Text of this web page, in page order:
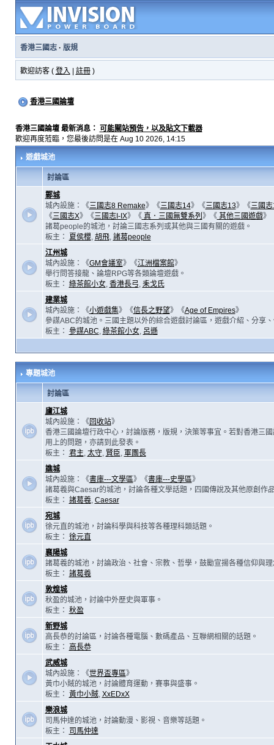
香港三國志· 版規
歡迎訪客 ( 登入 註冊)
香港三國論壇
香港三國論壇 最新消息： 可能關站預告，以及貼文下載器
歡迎再度蒞臨，您最後訪問是在 Aug 10 2026, 14:15
遊戲城池
討論區
鄴城
城內設施：《三國志8 Remake》《三國志14》《三國志13》《三國
《三國志X》《三國志I-IX》《真．三國無雙系列 》《其他三國遊戲》
諸葛people的城池，討論三國志系列或其他與三國有關的遊戲。
板主：
夏侯櫻, 胡飛, 諸葛people
江州城
城內設施：《GM會議室》《江洲檔案館》
舉行問答接龍、論壇RPG等各類論壇遊戲。
板主： 綠茶館小女, 香港長弓, 耒戈氏
建業城
城內設施：《小遊戲集》《信長之野望》《Age of Empires》
參謀ABC的城池。三國主題以外的綜合遊戲討論區，遊戲介紹、分享
板主： 參謀ABC, 綠茶館小女, 呂遜
專題城池
討論區
廬江城
城內設施：《回收站》
香港三國論壇行政中心，討論版務，版規，決策等事宜。若對香港三
用上的問題，亦請到此發表。
板主： 君主, 太守, 賢臣, 軍團長
譙城
城內設施：《書庫---文學區》《書庫---史學區》
諸葛羲與Caesar的城池，討論各種文學話題，四國傳說及其他原創作
板主： 諸葛羲, Caesar
宛城
徐元直的城池，討論科學與科技等各種理科類話題。
板主： 徐元直
襄陽城
諸葛羲的城池，討論政治、社會、宗教、哲學，鼓勵宣揚各種信仰與理
板主： 諸葛羲
敦煌城
秋盈的城池，討論中外歷史與軍事。
板主： 秋盈
新野城
高長恭的討論區，討論各種電腦、數碼產品、互聯網相關的話題。
板主：
高長恭
武威城
城內設施：《世界盃專區》
黃巾小賊的城池，討論體育運動，賽事與盛事。
板主： 黃巾小賊, XxEDxX
樂浪城
司馬仲達的城池，討論動漫、影視、音樂等話題。
板主：
司馬仲達